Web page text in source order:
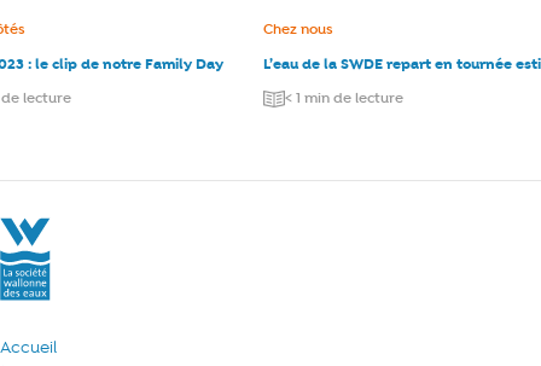
: le clip de notre Family Day
:
de lecture
L’eau de la SWDE repart en tournée
Catégorie :
Chez nous
< 1 min de lecture
La Société Wallonne des Eaux
Accueil